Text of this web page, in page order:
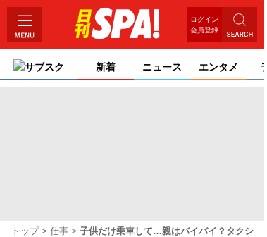
ログイン
会員登録
サブスク 新着 ニュース エンタメ
トップ 仕事
子供だけ乗車して…親はバイバイ？タクシ